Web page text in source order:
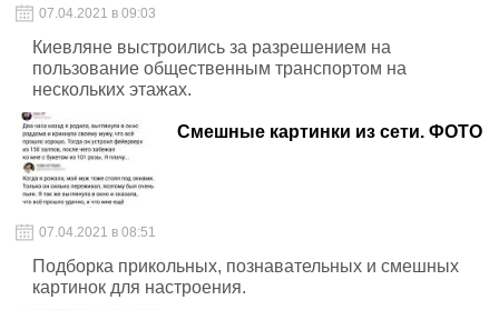
07.04.2021 в 09:03
Киевляне выстроились за разрешением на
пользование общественным транспортом на
нескольких этажах.
Смешные картинки из сети. ФОТО
07.04.2021 в 08:51
Подборка прикольных, познавательных и смешных
картинок для настроения.